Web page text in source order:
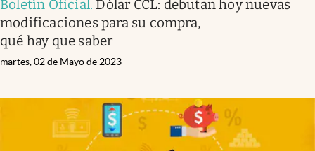
Boletín Oficial. Dólar CCL: debutan hoy nuevas
modificaciones para su compra,
qué hay que saber
martes, 02 de Mayo de 2023